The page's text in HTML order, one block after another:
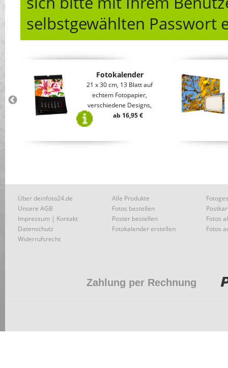
selbstgewählten Passwort
Fotokalender
21 x 30 cm, 13 Blatt auf
echtem Fotopapier,
verschiedene Designs,
ab 16,95 €
Über deinfoto24.de
Unsere AGB
Impressum | Kontakt
Datenschutz
Widerrufsrecht
Alle Produkte
Fotos bestellen
Poster bestellen
Fotokalender erstellen
Fotos
Fotos
Zahlung per Rechnung